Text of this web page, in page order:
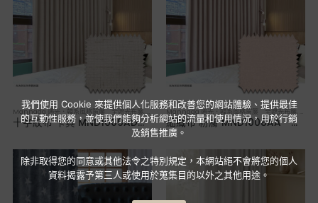
Mannada 遇光．韓系風格窗簾 全遮光布簾, 布簾／紗簾／窗簾布
十字紋布 卡其 MND1009AD．韓系軟裝全遮光布簾
Mannada 遇光．韓系風格窗簾 全遮光布簾
細織布 粉膚 MND1008AA．韓系軟裝全遮光布簾
我們使用 Cookie 來提供個人化服務和改善您的網站體驗、提供最佳
的互動性服務，並使我們能夠分析網站的流量和使用情況，用於行銷
及銷售推廣。
除非取得您的同意或其他法令之特別規定，本網站絕不會將您的個人
資料揭露予第三人或使用於蒐集目的以外之其他用途。